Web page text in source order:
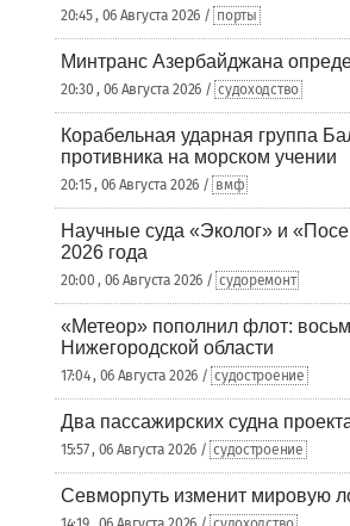
20:45 , 06 Августа 2026 / порты
Минтранс Азербайджана
20:30 , 06 Августа 2026 / судоходство
Корабельная ударная группа
противника на морском учении
20:15 , 06 Августа 2026 / вмф
Научные суда «Эколог» и
2026 года
20:00 , 06 Августа 2026 / судоремонт
«Метеор» пополнил флот:
Нижегородской области
17:04 , 06 Августа 2026 / судостроение
Два пассажирских судна
15:57 , 06 Августа 2026 / судостроение
Севморпуть изменит мировую